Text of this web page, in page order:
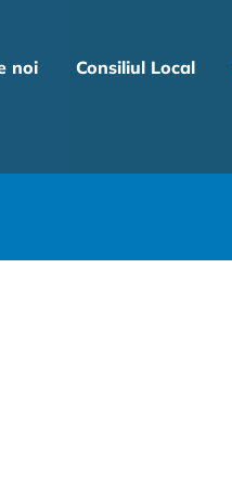
noi Consiliul Local